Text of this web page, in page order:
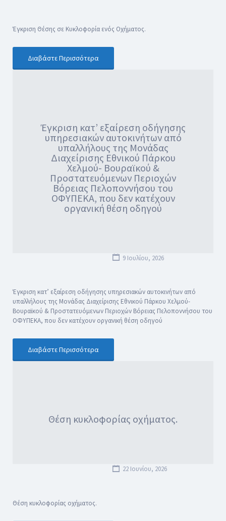
Έγκριση Θέσης σε Κυκλοφορία ενός Οχήματος.
Διαβάστε Περισσότερα
Έγκριση κατ’ εξαίρεση οδήγησης
υπηρεσιακών αυτοκινήτων από
υπαλλήλους της Μονάδας
Διαχείρισης Εθνικού Πάρκου
Χελμού- Βουραϊκού &
Προστατευόμενων Περιοχών
Βόρειας Πελοποννήσου του
ΟΦΥΠΕΚΑ, που δεν κατέχουν
οργανική θέση οδηγού
9 Ιουλίου, 2026
Έγκριση κατ’ εξαίρεση οδήγησης υπηρεσιακών αυτοκινήτων από
υπαλλήλους της Μονάδας Διαχείρισης Εθνικού Πάρκου Χελμού-
Βουραϊκού & Προστατευόμενων Περιοχών Βόρειας Πελοποννήσου του
ΟΦΥΠΕΚΑ, που δεν κατέχουν οργανική θέση οδηγού
Διαβάστε Περισσότερα
Θέση κυκλοφορίας οχήματος.
22 Ιουνίου, 2026
Θέση κυκλοφορίας οχήματος.